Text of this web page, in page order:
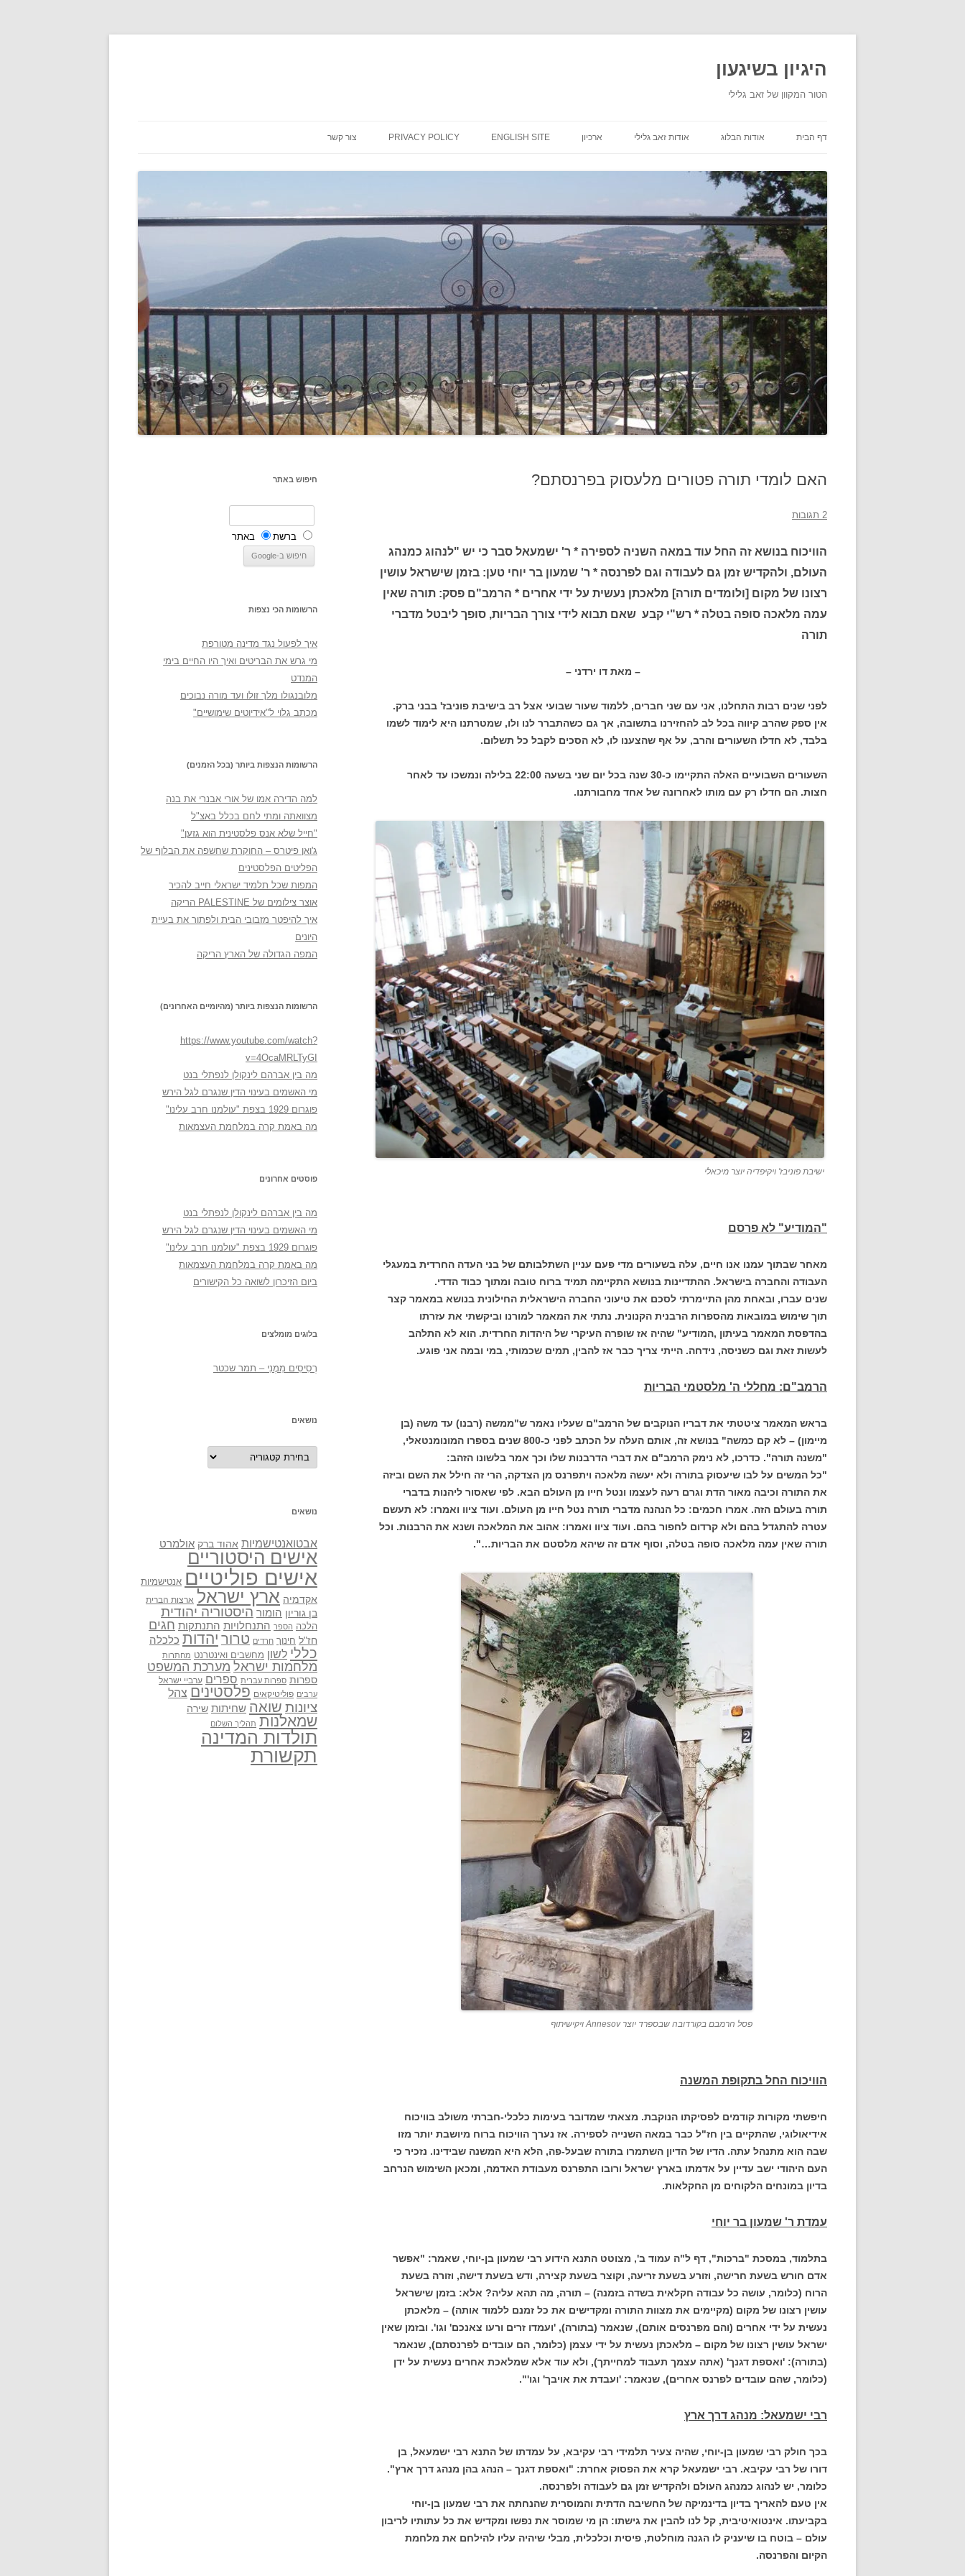
היגיון בשיגעון
הטור המקוון של זאב גלילי
דף הבית אודות הבלוג אודות זאב גלילי ארכיון ENGLISH SITE
PRIVACY POLICY צור קשר
האם לומדי תורה פטורים מלעסוק בפרנסתם?
2 תגובות
הוויכוח בנושא זה החל עוד במאה השניה לספירה * ר' ישמעאל סבר כי יש "לנהוג כמנהג
העולם, ולהקדיש זמן גם לעבודה וגם לפרנסה * ר' שמעון בר יוחי טען: בזמן שישראל עושין
רצונו של מקום [ולומדים תורה] מלאכתן נעשית על ידי אחרים * הרמב"ם פסק: תורה שאין
עמה מלאכה סופה בטלה * רש"י קבע שאם תבוא לידי צורך הבריות, סופך ליבטל מדברי
תורה
– מאת דו ירדני –
לפני שנים רבות התחלנו, אני עם שני חברים, ללמוד שעור שבועי אצל רב בישיבת פוניבז' בבני ברק.
אין ספק שהרב קיווה בכל לב להחזירנו בתשובה, אך גם כשהתברר לנו ולו, שמטרתנו היא לימוד לשמו
בלבד, לא חדלו השעורים והרב, על אף שהצענו לו, לא הסכים לקבל כל תשלום.
השעורים השבועיים האלה התקיימו כ-30 שנה בכל יום שני בשעה 22:00 בלילה ונמשכו עד לאחר
חצות. הם חדלו רק עם מותו לאחרונה של אחד מחבורתנו.
ישיבת פוניבז' ויקיפדיה יוצר מיכאלי
"המודיע" לא פרסם
מאחר שבתוך עמנו אנו חיים, עלה בשעורים מדי פעם עניין השתלבותם של בני העדה החרדית במעגלי
העבודה והחברה בישראל. ההתדיינות בנושא התקיימה תמיד ברוח טובה ומתוך כבוד הדדי.
שנים עברו, ובאחת מהן התיימרתי לסכם את טיעוני החברה הישראלית החילונית בנושא במאמר קצר
תוך שימוש במובאות מהספרות הרבנית הקנונית. נתתי את המאמר למורנו וביקשתי את עזרתו
בהדפסת המאמר בעיתון ,המודיע" שהיה אז שופרה העיקרי של היהדות החרדית. הוא לא התלהב
לעשות זאת וגם כשניסה, נידחה. הייתי צריך כבר אז להבין, תמים שכמותי, במי ובמה אני פוגע.
הרמב"ם: מחללי ה' מלסטמי הבריות
בראש המאמר ציטטתי את דבריו הנוקבים של הרמב"ם שעליו נאמר ש"ממשה (רבנו) עד משה (בן
מיימון) – לא קם כמשה" בנושא זה, אותם העלה על הכתב לפני כ-800 שנים בספרו המונומנטאלי,
"משנה תורה". כדרכו, לא נימק הרמב"ם את דברי הדרבנות שלו וכך אמר בלשונו הזהב:
"כל המשים על לבו שיעסוק בתורה ולא יעשה מלאכה ויתפרנס מן הצדקה, הרי זה חילל את השם וביזה
את התורה וכיבה מאור הדת וגרם רעה לעצמו ונטל חייו מן העולם הבא. לפי שאסור ליהנות בדברי
תורה בעולם הזה. אמרו חכמים: כל הנהנה מדברי תורה נטל חייו מן העולם. ועוד ציוו ואמרו: לא תעשם
עטרה להתגדל בהם ולא קרדום לחפור בהם. ועוד ציוו ואמרו: אהוב את המלאכה ושנא את הרבנות. וכל
תורה שאין עמה מלאכה סופה בטלה, וסוף אדם זה שיהא מלסטם את הבריות…".
פסל הרמבם בקורדובה שבספרד יוצר Annesov ויקישיתוף
הוויכוח החל בתקופת המשנה
חיפשתי מקורות קודמים לפסיקתו הנוקבת. מצאתי שמדובר בעימות כלכלי-חברתי משולב בוויכוח
אידיאולוגי, שהתקיים בין חז"ל כבר במאה השנייה לספירה. אז נערך הוויכוח ברוח מיושבת יותר מזו
שבה הוא מתנהל עתה. הדיו של הדיון השתמרו בתורה שבעל-פה, הלא היא המשנה שבידינו. נזכיר כי
העם היהודי ישב עדיין על אדמתו בארץ ישראל ורובו התפרנס מעבודת האדמה, ומכאן השימוש הנרחב
בדיון במונחים הלקוחים מן החקלאות.
עמדת ר' שמעון בר יוחי
בתלמוד, במסכת "ברכות", דף ל"ה עמוד ב', מצוטט התנא הידוע רבי שמעון בן-יוחי, שאמר: "אפשר
אדם חורש בשעת חרישה, וזורע בשעת זריעה, וקוצר בשעת קצירה, ודש בשעת דישה, וזורה בשעת
הרוח (כלומר, עושה כל עבודה חקלאית בשדה בזמנה) – תורה, מה תהא עליה? אלא: בזמן שישראל
עושין רצונו של מקום (מקיימים את מצוות התורה ומקדישים את כל זמנם ללמוד אותה) – מלאכתן
נעשית על ידי אחרים (והם מפרנסים אותם), שנאמר (בתורה), 'ועמדו זרים ורעו צאנכם' וגו'. ובזמן שאין
ישראל עושין רצונו של מקום – מלאכתן נעשית על ידי עצמן (כלומר, הם עובדים לפרנסתם), שנאמר
(בתורה): 'ואספת דגנך' (אתה עצמך תעבוד למחייתך), ולא עוד אלא שמלאכת אחרים נעשית על ידן
(כלומר, שהם עובדים לפרנס אחרים), שנאמר: 'ועבדת את אויבך' וגו'".
רבי ישמעאל: מנהג דרך ארץ
בכך חולק רבי שמעון בן-יוחי, שהיה צעיר תלמידי רבי עקיבא, על עמדתו של התנא רבי ישמעאל, בן
דורו של רבי עקיבא. רבי ישמעאל קרא את הפסוק אחרת: "ואספת דגנך – הנהג בהן מנהג דרך ארץ".
כלומר, יש לנהוג כמנהג העולם ולהקדיש זמן גם לעבודה ולפרנסה.
אין טעם להאריך בדיון בדינמיקה של החשיבה הדתית והמוסרית שהנחתה את רבי שמעון בן-יוחי
בקביעתו. אינטואיטיבית, קל לנו להבין את גישתו: הן מי שמוסר את נפשו ומקדיש את כל עתותיו לריבון
עולם – בוטח בו שיעניק לו הגנה מוחלטת, פיסית וכלכלית, מבלי שיהיה עליו להילחם את מלחמת
הקיום והפרנסה.
חיפוש באתר
ברשת באתר
הרשומות הכי נצפות
איך לפעול נגד מדינה מטורפת
מי גרש את הבריטים ואיך היו החיים בימי
המנדט
מלובנגולו מלך זולו ועד מורה נבוכים
מכתב גלוי ל"אידיוטים שימושיים"
הרשומות הנצפות ביותר (בכל הזמנים)
למה הדירה אמו של אורי אבנרי את בנה
מצוואתה ומתי לחם בכלל באצ"ל
"חייל שלא אנס פלסטינית הוא גזען"
ג'ואן פיטרס – החוקרת שחשפה את הבלוף של
הפליטים הפלסטינים
המפות שכל תלמיד ישראלי חייב להכיר
אוצר צילומים של PALESTINE הריקה
איך להיפטר מזבובי הבית ולפתור את בעיית
היונים
המפה הגדולה של הארץ הריקה
הרשומות הנצפות ביותר (מהיומיים האחרונים)
https://www.youtube.com/watch?
v=4OcaMRLTyGI
מה בין אברהם לינקולן לנפתלי בנט
מי האשמים בעינוי הדין שנגרם לגל הירש
פוגרום 1929 בצפת "עולמנו חרב עלינו"
מה באמת קרה במלחמת העצמאות
פוסטים אחרונים
מה בין אברהם לינקולן לנפתלי בנט
מי האשמים בעינוי הדין שנגרם לגל הירש
פוגרום 1929 בצפת "עולמנו חרב עלינו"
מה באמת קרה במלחמת העצמאות
ביום הזיכרון לשואה כל הקישורים
בלוגים מומלצים
רְסִיסִים מִמֶנִי – תמר שכטר
נושאים
נושאים
נושאים
אבטואנטישמיות אהוד ברק אולמרט
אישים היסטוריים
אישים פוליטיים אנטישמיות
אקדמיה ארץ ישראל ארצות הברית
בן גוריון הומור היסטוריה יהודית
הלכה הספר התנחלויות התנתקות חגים
חז"ל חינוך חרדים טרור יהדות כלכלה
כללי לשון מחשבים ואינטרנט מחתרות
מלחמות ישראל מערכת המשפט
ספרות ספרות עברית ספרים ערביי ישראל
ערבים פוליטיקאים פלסטינים צהל
ציונות שואה שחיתות שירה
שמאלנות תהליך השלום
תולדות המדינה
תקשורת